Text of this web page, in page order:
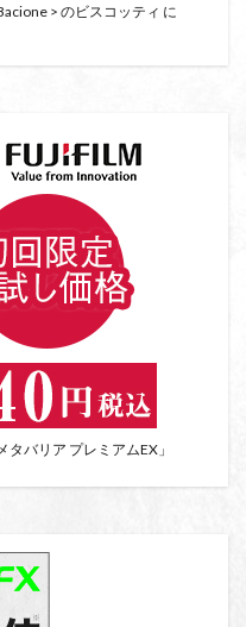
> のビスコッティ に
バリア プレミアムEX」